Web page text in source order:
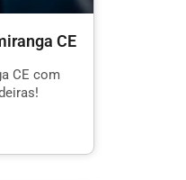
CE
CE com